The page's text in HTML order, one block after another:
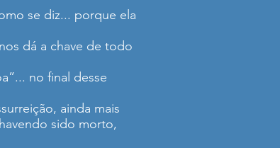
se diz... porque ela
dá a chave de todo
no final desse
ainda mais
sido morto,